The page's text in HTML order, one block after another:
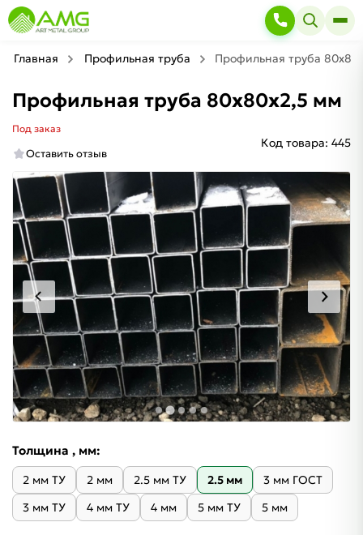
Главная Профильная труба Профильная труба
Профильная труба 80х80х2,5 мм
Под заказ
Оставить отзыв
Код товара: 445
Толщина , мм:
2 мм ТУ 2 мм 2.5 мм ТУ 2.5 мм
3 мм ГОСТ
3 мм ТУ
4 мм ТУ 4 мм 5 мм ТУ 5 мм